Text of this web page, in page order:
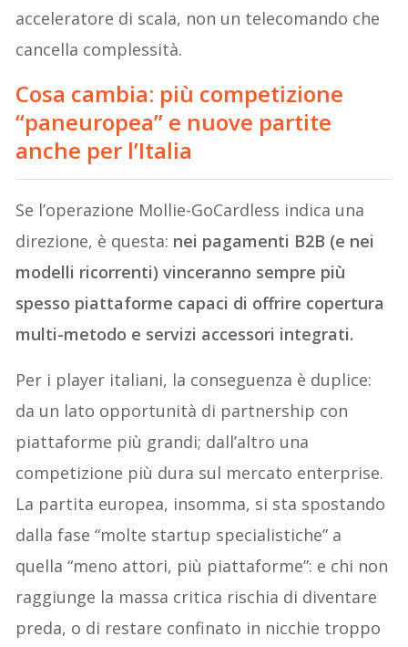
acceleratore di scala, non un telecomando che
cancella complessità.
Cosa cambia: più competizione
“paneuropea” e nuove partite
anche per l’Italia
Se l’operazione Mollie-GoCardless indica una
direzione, è questa: nei pagamenti B2B (e nei
modelli ricorrenti) vinceranno sempre più
spesso piattaforme capaci di offrire copertura
multi-metodo e servizi accessori integrati.
Per i player italiani, la conseguenza è duplice:
da un lato opportunità di partnership con
piattaforme più grandi; dall’altro una
competizione più dura sul mercato enterprise.
La partita europea, insomma, si sta spostando
dalla fase “molte startup specialistiche” a
quella “meno attori, più piattaforme”: e chi non
raggiunge la massa critica rischia di diventare
preda, o di restare confinato in nicchie troppo